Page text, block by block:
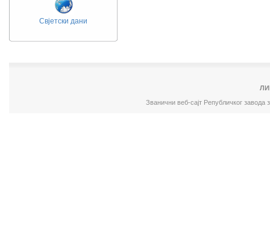
Свјетски дани
Званични веб-сајт Републичког